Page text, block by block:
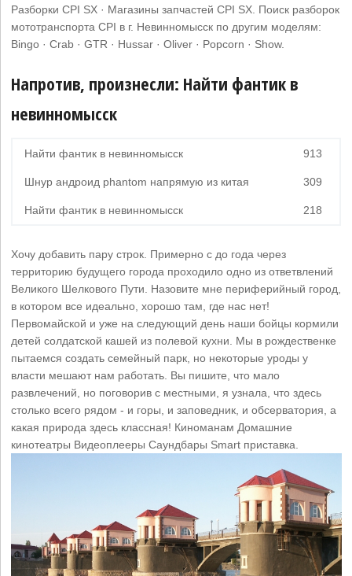
Разборки CPI SX · Магазины запчастей CPI SX. Поиск разборок
мототранспорта CPI в г. Невинномысск по другим моделям:
Bingo · Crab · GTR · Hussar · Oliver · Popcorn · Show.
Напротив, произнесли: Найти фантик в
невинномысск
Найти фантик в невинномысск 913
Шнур андроид phantom напрямую из китая 309
Найти фантик в невинномысск 218
Хочу добавить пару строк. Примерно с до года через
территорию будущего города проходило одно из ответвлений
Великого Шелкового Пути. Назовите мне периферийный город,
в котором все идеально, хорошо там, где нас нет!
Первомайской и уже на следующий день наши бойцы кормили
детей солдатской кашей из полевой кухни. Мы в рождественке
пытаемся создать семейный парк, но некоторые уроды у
власти мешают нам работать. Вы пишите, что мало
развлечений, но поговорив с местными, я узнала, что здесь
столько всего рядом - и горы, и заповедник, и обсерватория, а
какая природа здесь классная! Киноманам Домашние
кинотеатры Видеоплееры Саундбары Smart приставка.